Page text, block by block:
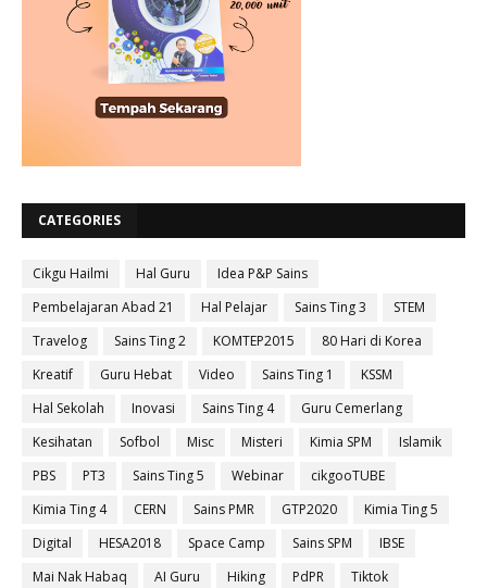
CATEGORIES
Cikgu Hailmi Hal Guru
Idea P&P Sains
Pembelajaran Abad 21
Hal Pelajar Sains Ting 3
STEM
Travelog
Sains Ting 2 KOMTEP2015
80 Hari di Korea
Kreatif
Guru Hebat Video Sains Ting 1
KSSM
Hal Sekolah
Inovasi Sains Ting 4
Guru Cemerlang
Kesihatan
Sofbol Misc Misteri Kimia SPM
Islamik
PBS
PT3 Sains Ting 5 Webinar
cikgooTUBE
Kimia Ting 4
CERN Sains PMR GTP2020
Kimia Ting 5
Digital
HESA2018 Space Camp Sains SPM
IBSE
Mai Nak Habaq
AI Guru Hiking PdPR Tiktok